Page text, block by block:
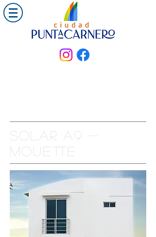
Solar A9 -
mouette